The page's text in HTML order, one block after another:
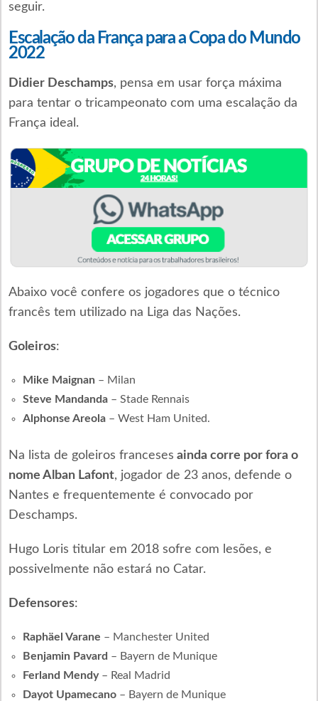
seguir.
Escalação da França para a Copa do Mundo
2022
Didier Deschamps, pensa em usar força máxima
para tentar o tricampeonato com uma escalação da
França ideal.
Abaixo você confere os jogadores que o técnico
francês tem utilizado na Liga das Nações.
Goleiros:
Mike Maignan – Milan
Steve Mandanda– Stade Rennais
Alphonse Areola– West Ham United.
Na lista de goleiros franceses ainda corre por fora o
nome Alban Lafont, jogador de 23 anos, defende o
Nantes e frequentemente é convocado por
Deschamps.
Hugo Loris titular em 2018 sofre com lesões, e
possivelmente não estará no Catar.
Defensores:
Raphäel Varane – Manchester United
Benjamin Pavard – Bayern de Munique
Ferland Mendy– Real Madrid
Dayot Upamecano– Bayern de Munique